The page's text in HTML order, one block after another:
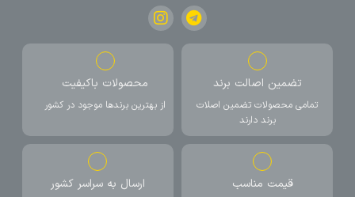
تضمین اصالت برند
تمامی محصولات تضمین اصلات
برند دارند
محصولات باکیفیت
از بهترین برندها موجود در کشور
قیمت مناسب ارسال به سراسر کشور